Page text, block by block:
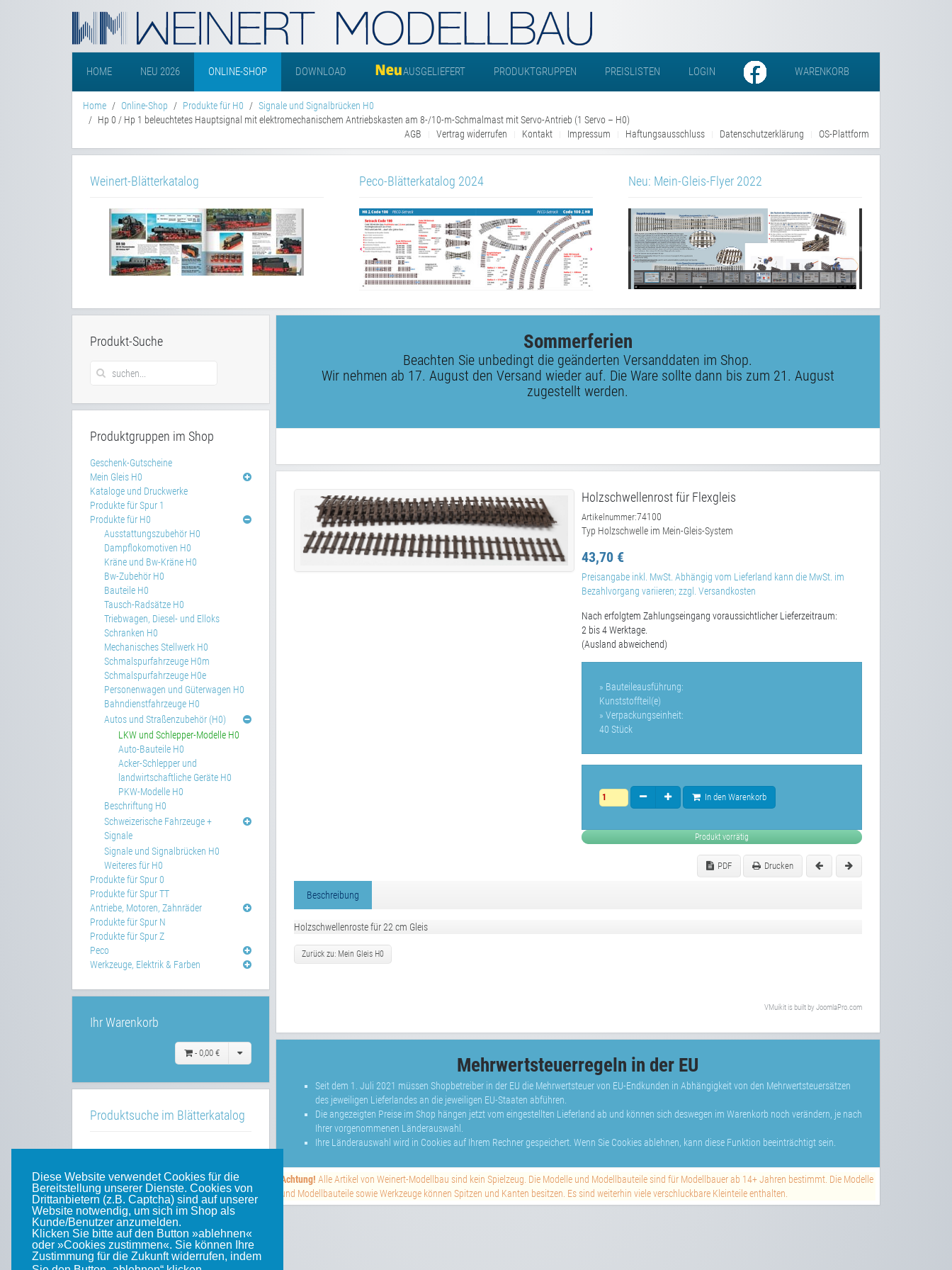
Diese Website verwendet Cookies für die
Bereitstellung unserer Dienste. Cookies von
Drittanbietern (z.B. Captcha) sind auf unserer
Website notwendig, um sich im Shop als
Kunde/Benutzer anzumelden.
Klicken Sie bitte auf den Button »ablehnen«
oder »Cookies zustimmen«. Sie können Ihre
Zustimmung für die Zukunft widerrufen, indem
HOME NEU 2026 ONLINE-SHOP DOWNLOAD AUSGELIEFERT PRODUKTGRUPPEN PREISLISTEN LOGIN WARENKORB
Home Online-Shop Produkte für H0
Signale und Signalbrücken H0
Hp 0 / Hp 1 beleuchtetes Hauptsignal mit elektromechanischem Antriebskasten am 8-/10-m-Schmalmast mit Servo-Antrieb (1 Servo – H0)
AGB
Vertrag widerrufen Kontakt Impressum Haftungsausschluss Datenschutzerklärung OS-Plattform
Weinert-Blätterkatalog Peco-Blätterkatalog 2024 Neu: Mein-Gleis-Flyer 2022
Sommerferien
Beachten Sie unbedingt die geänderten Versanddaten im Shop.
Wir nehmen ab 17. August den Versand wieder auf. Die Ware sollte dann bis zum 21. August
zugestellt werden.
Holzschwellenrost für Flexgleis
Artikelnummer:74100
Typ Holzschwelle im Mein-Gleis-System
43,70 €
Preisangabe inkl. MwSt. Abhängig vom Lieferland kann die MwSt. im
Bezahlvorgang variieren; zzgl. Versandkosten
Nach erfolgtem Zahlungseingang voraussichtlicher Lieferzeitraum:
2 bis 4 Werktage.
(Ausland abweichend)
» Bauteileausführung:
Kunststoffteil(e)
» Verpackungseinheit:
40 Stück
In den Warenkorb
Produkt vorrätig
PDF Drucken
Beschreibung
Holzschwellenroste für 22 cm Gleis
Zurück zu: Mein Gleis H0
VMuikit is built by JoomlaPro.com
Mehrwertsteuerregeln in der EU
Seit dem 1. Juli 2021 müssen Shopbetreiber in der EU die Mehrwertsteuer von EU-Endkunden in Abhängigkeit von den Mehrwertsteuersätzen
des jeweiligen Lieferlandes an die jeweiligen EU-Staaten abführen.
Die angezeigten Preise im Shop hängen jetzt vom eingestellten Lieferland ab und können sich deswegen im Warenkorb noch verändern, je nach
Ihrer vorgenommenen Länderauswahl.
Ihre Länderauswahl wird in Cookies auf Ihrem Rechner gespeichert. Wenn Sie Cookies ablehnen, kann diese Funktion beeinträchtigt sein.
Achtung! Alle Artikel von Weinert-Modellbau sind kein Spielzeug. Die Modelle und Modellbauteile sind für Modellbauer ab 14+ Jahren bestimmt. Die Modelle
und Modellbauteile sowie Werkzeuge können Spitzen und Kanten besitzen. Es sind weiterhin viele verschluckbare Kleinteile enthalten.
Produkt-Suche
Produktgruppen im Shop
Geschenk-Gutscheine
Mein Gleis H0
Kataloge und Druckwerke
Produkte für Spur 1
Produkte für H0
Ausstattungszubehör H0
Dampflokomotiven H0
Kräne und Bw-Kräne H0
Bw-Zubehör H0
Bauteile H0
Tausch-Radsätze H0
Triebwagen, Diesel- und Elloks
Schranken H0
Mechanisches Stellwerk H0
Schmalspurfahrzeuge H0m
Schmalspurfahrzeuge H0e
Personenwagen und Güterwagen H0
Bahndienstfahrzeuge H0
Autos und Straßenzubehör (H0)
LKW und Schlepper-Modelle H0
Auto-Bauteile H0
Acker-Schlepper und
landwirtschaftliche Geräte H0
PKW-Modelle H0
Beschriftung H0
Schweizerische Fahrzeuge +
Signale
Signale und Signalbrücken H0
Weiteres für H0
Produkte für Spur 0
Produkte für Spur TT
Antriebe, Motoren, Zahnräder
Produkte für Spur N
Produkte für Spur Z
Peco
Werkzeuge, Elektrik & Farben
Ihr Warenkorb
- 0,00 €
Produktsuche im Blätterkatalog
Unsere weiteren Websites
Weinert-Blog